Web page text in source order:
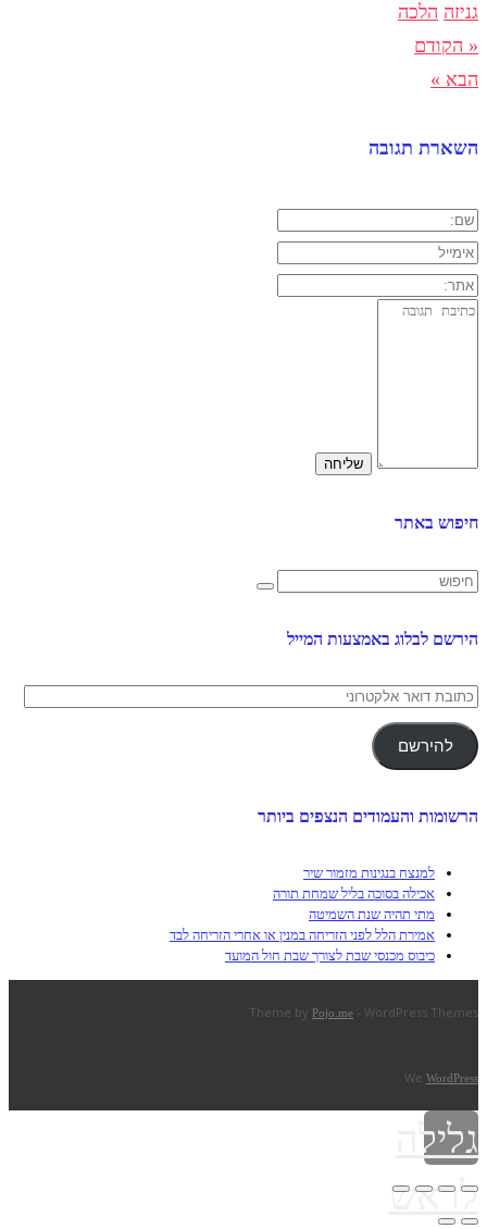
גניזה הלכה
« הקודם
הבא »
השארת תגובה
חיפוש באתר
הירשם לבלוג באמצעות המייל
כתובת
אלקטרוני
להירשם
הרשומות והעמודים הנצפים ביותר
למנצח בנגינות מזמור שיר
אכילה בסוכה בליל שמחת תורה
מתי תהיה שנת השמיטה
אמירת הלל לפני הזריחה במנין או אחרי הזריחה לבד
כיבוס מכנסי שבת לצורך שבת חול המועד
Theme by Pojo.me - WordPress Themes
We WordPress
גלילה
לראש